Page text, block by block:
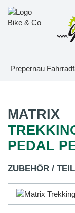
Prepernau
MATRIX
PEDAL
ZUBEHÖR /